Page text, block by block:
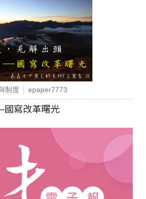
制度 epaper7773
國寫改革曙光